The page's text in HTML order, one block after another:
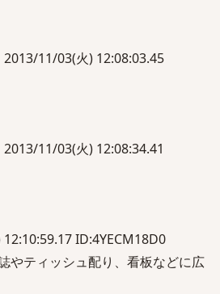
11/03(火) 12:08:03.45
11/03(火) 12:08:34.41
ID:4YECM18D0
やティッシュ配り、看板などに広